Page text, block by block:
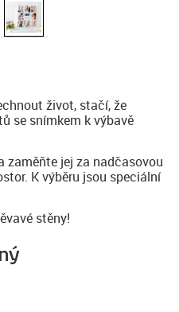
život, stačí, že
se snímkem k výbavě
zaměňte jej za nadčasovou
K výběru jsou speciální
stěny!